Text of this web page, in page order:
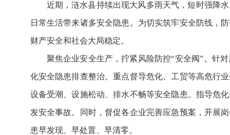
近期，涟水县持续出现大风多雨天气，短时强降
日常生活带来诸多安全隐患。为切实筑牢安全防线，
财产安全和社会大局稳定。
聚焦企业安全生产，拧紧风险防控“安全阀”。针
化安全隐患排查整治。重点督导危化、工贸等高危行
设备受潮、设施松动、排水不畅等安全隐患。指导危
发安全事故。同时，督促各企业完善应急预案，开展
患早发现、早处置、早清零。